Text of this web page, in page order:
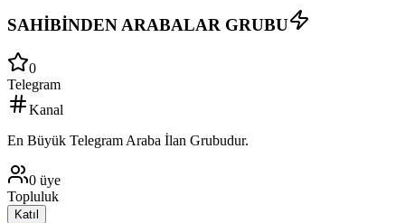
SAHİBİNDEN ARABALAR GRUBU
0
Telegram
Kanal
En Büyük Telegram Araba İlan Grubudur.
0 üye
Topluluk
Katıl